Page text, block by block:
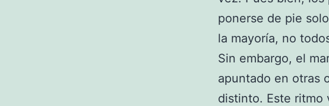
ponerse de pie
la mayoría, no
Sin embargo, el
apuntado en otras
distinto. Este ritmo